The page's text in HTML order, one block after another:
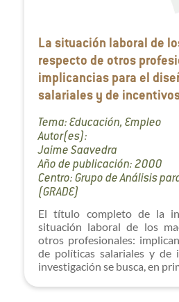
La situación laboral de
respecto de otros
implicancias para el
salariales y de
Tema: Educación, Empleo
Autor(es):
Jaime Saavedra
Año de publicación: 2000
Centro: Grupo de Análisis
(GRADE)
El título completo de la
situación laboral de los
otros profesionales:
de políticas salariales y de
investigación se busca, en